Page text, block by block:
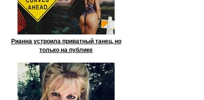
Рианна устроила приватный танец, но
только на публике